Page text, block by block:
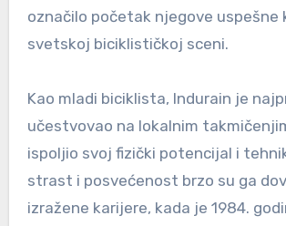
označilo početak njegove uspešne
svetskoj biciklističkoj sceni.
Kao mladi biciklista, Indurain je
učestvovao na lokalnim
ispoljio svoj fizički potencijal i
strast i posvećenost brzo su ga
izražene karijere, kada je 1984.